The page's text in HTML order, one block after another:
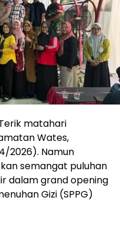
Terik matahari
Wates,
2026). Namun
semangat puluhan
dalam grand opening
Gizi (SPPG)